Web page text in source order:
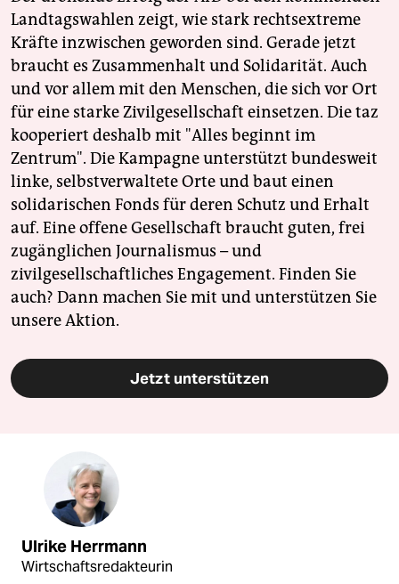
Landtagswahlen zeigt, wie stark rechtsextreme
Kräfte inzwischen geworden sind. Gerade jetzt
braucht es Zusammenhalt und Solidarität. Auch
und vor allem mit den Menschen, die sich vor Ort
für eine starke Zivilgesellschaft einsetzen. Die taz
kooperiert deshalb mit "Alles beginnt im
Zentrum". Die Kampagne unterstützt bundesweit
linke, selbstverwaltete Orte und baut einen
solidarischen Fonds für deren Schutz und Erhalt
auf. Eine offene Gesellschaft braucht guten, frei
zugänglichen Journalismus – und
zivilgesellschaftliches Engagement. Finden Sie
auch? Dann machen Sie mit und unterstützen Sie
unsere Aktion.
Jetzt unterstützen
Ulrike Herrmann
Wirtschaftsredakteurin